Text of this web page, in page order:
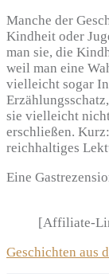
Manche der
Kindheit oder
man sie, die
weil man eine
vielleicht sogar
sie vielleicht
erschließen.
reichhaltiges
Eine
[Affiliate-
Geschichten aus